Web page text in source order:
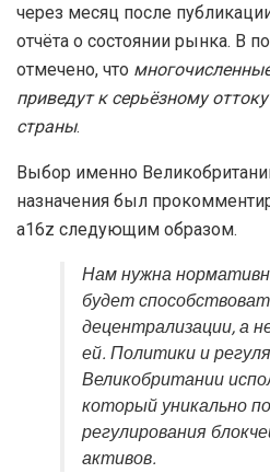
через месяц после
отчёта о состоянии рынка. В
отмечено, что
приведут к серьёзному
страны.
Выбор именно
назначения был
a16z следующим образом.
Нам нужна
будет
децентрализации, а
ей. Политики и
Великобритании
который уникально
регулирования
активов.